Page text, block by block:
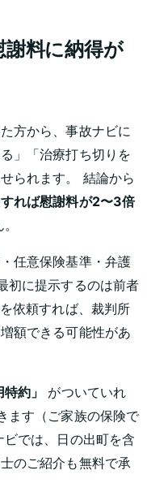
料に納得が
方から、事故ナビに
」「治療打ち切りを
られます。 結論から
れば慰謝料が2〜3倍
任意保険基準・弁護
初に提示するのは前者
依頼すれば、裁判所
額できる可能性があ
約」
がついていれ
ます（ご家族の保険で
では、 日の出町を含
のご紹介も無料で承